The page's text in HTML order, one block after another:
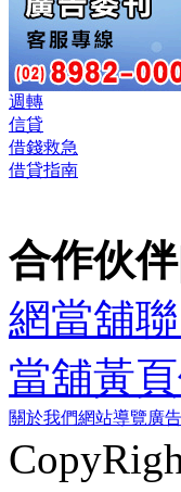
週轉
信貸
借錢救急
借貸指南
合作伙伴
網當舖
當舖黃頁
關於我們網站導覽廣